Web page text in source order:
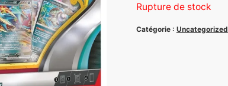
Rupture de stock
Catégorie : Uncategorized